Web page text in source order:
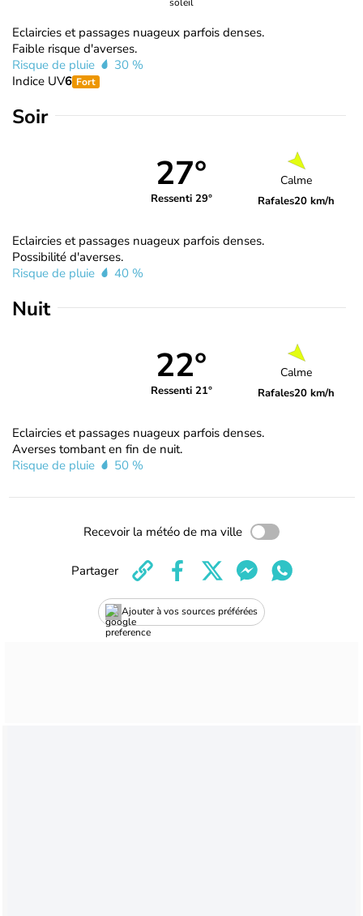
soleil
Eclaircies et passages nuageux parfois denses.
Faible risque d'averses.
Risque de pluie
30 %
Indice UV6 Fort
Soir
27°
Ressenti 29°
Calme
Rafales20 km/h
Eclaircies et passages nuageux parfois denses.
Possibilité d'averses.
Risque de pluie
40 %
Nuit
22°
Ressenti 21°
Calme
Rafales20 km/h
Eclaircies et passages nuageux parfois denses.
Averses tombant en fin de nuit.
Risque de pluie
50 %
Recevoir la météo de ma ville
Ajouter à vos sources préférées
Partager